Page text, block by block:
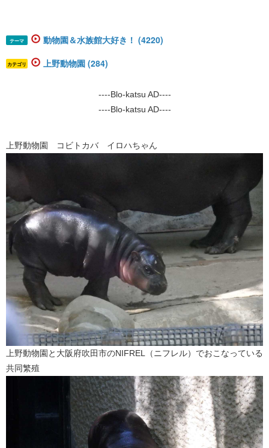
テーマ 動物園＆水族館大好き！ (4220)
カテゴリ 上野動物園 (284)
----Blo-katsu AD----
----Blo-katsu AD----
上野動物園 コビトカバ イロハちゃん
上野動物園と大阪府吹田市のNIFREL（ニフレル）でおこなっている
共同繁殖